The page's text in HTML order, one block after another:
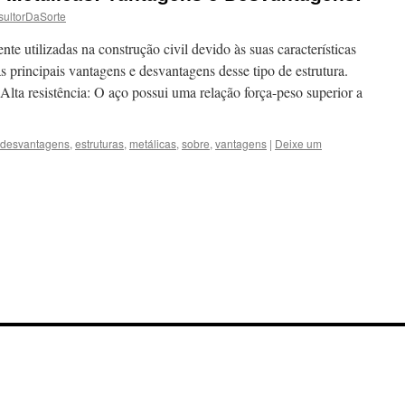
utilizadas na construção civil devido às suas características
principais vantagens e desvantagens desse tipo de estrutura.
resistência: O aço possui uma relação força-peso superior a
desvantagens, estruturas, metálicas, sobre, vantagens | Deixe um